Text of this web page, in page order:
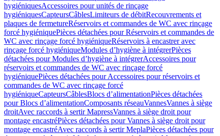
hygiéniquesAccessoires pour unités de rinçage
hygiéniquesCapteursCâblesLimiteurs de débitRecouvrements et
plaques de fermetureRéservoirs et commandes de WC avec rinçage
forcé hygiéniquePièces détachées pour Réservoirs et commandes de
WC avec rinçage forcé hygiéniqueRéservoirs à encastrer avec
rinçage forcé hygiéniqueModules d’hygiène à intégrerPièces
détachées pour Modules d’hygiène à intégrerAccessoires pour
réservoirs et commandes de WC avec rinçage forcé
hygiéniquePièces détachées pour Accessoires pour réservoirs et
commandes de WC avec rinçage forcé
hygiéniqueCapteursCâblesBlocs d’alimentationPièces détachées
pour Blocs d’alimentationComposants réseauVannesVannes à siège
droitAvec raccords à sertir MapressVannes à siège droit pour
montage encastréPièces détachées pour Vannes à siège droit pour
montage encastréAvec raccords à sertir MeplaPièces détachées pour